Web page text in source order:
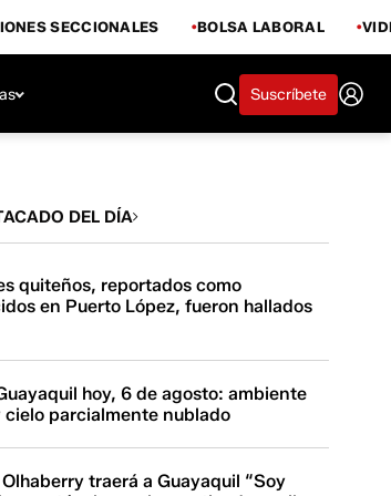
SECCIONALES BOLSA LABORAL
Suscríbete
DEL DÍA
quiteños, reportados como
en Puerto López, fueron hallados
hoy, 6 de agosto: ambiente
cielo parcialmente nublado
traerá a Guayaquil “Soy